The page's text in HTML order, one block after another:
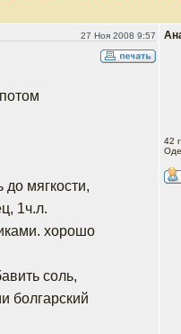
27 Ноя 2008 9:57
42
мягкости,
1ч.л.
хорошо
соль,
болгарский